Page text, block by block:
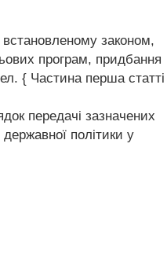
законом,
програм, придбання
{ Частина перша статті
передачі зазначених
політики у